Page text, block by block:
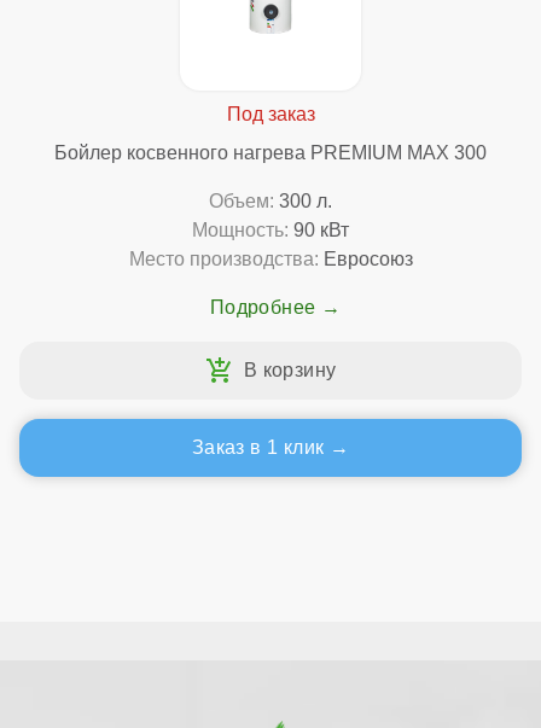
Бойлер косвенного нагрева PREMIUM MAX 300
Объем: 300 л.
Мощность: 90 кВт
Место производства: Евросоюз
Подробнее
Заказ в 1 клик